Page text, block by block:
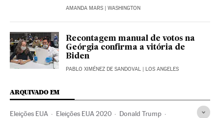
AMANDA MARS | WASHINGTON
Recontagem manual de votos na
Geórgia confirma a vitória de
Biden
PABLO XIMÉNEZ DE SANDOVAL | LOS ANGELES
ARQUIVADO EM
Eleições EUA Eleições EUA 2020 Donald Trump